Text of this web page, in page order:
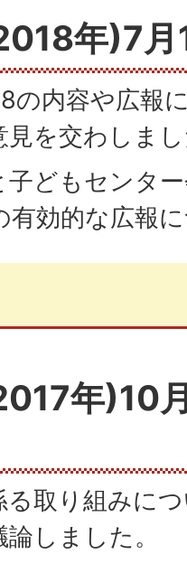
年)7月
の内容や広報
見を交わしま
子どもセンタ
有効的な広報
年)10
る取り組みに
しました。